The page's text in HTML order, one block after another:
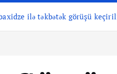
ilə təkbətək görüşü